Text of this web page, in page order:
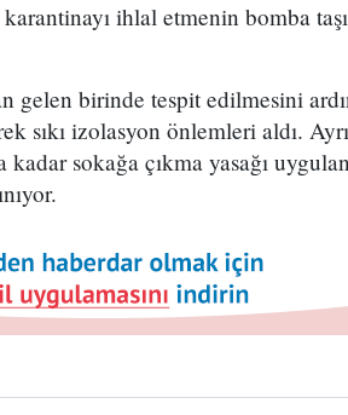
ihlal etmenin bomba
birinde tespit edilmesini
sıkı izolasyon önlemleri aldı.
sokağa çıkma yasağı